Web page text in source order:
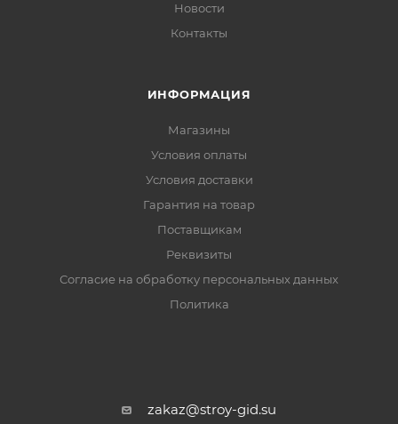
Новости
Контакты
ИНФОРМАЦИЯ
Магазины
Условия оплаты
Условия доставки
Гарантия на товар
Поставщикам
Реквизиты
Согласие на обработку персональных данных
Политика
zakaz@stroy-gid.su